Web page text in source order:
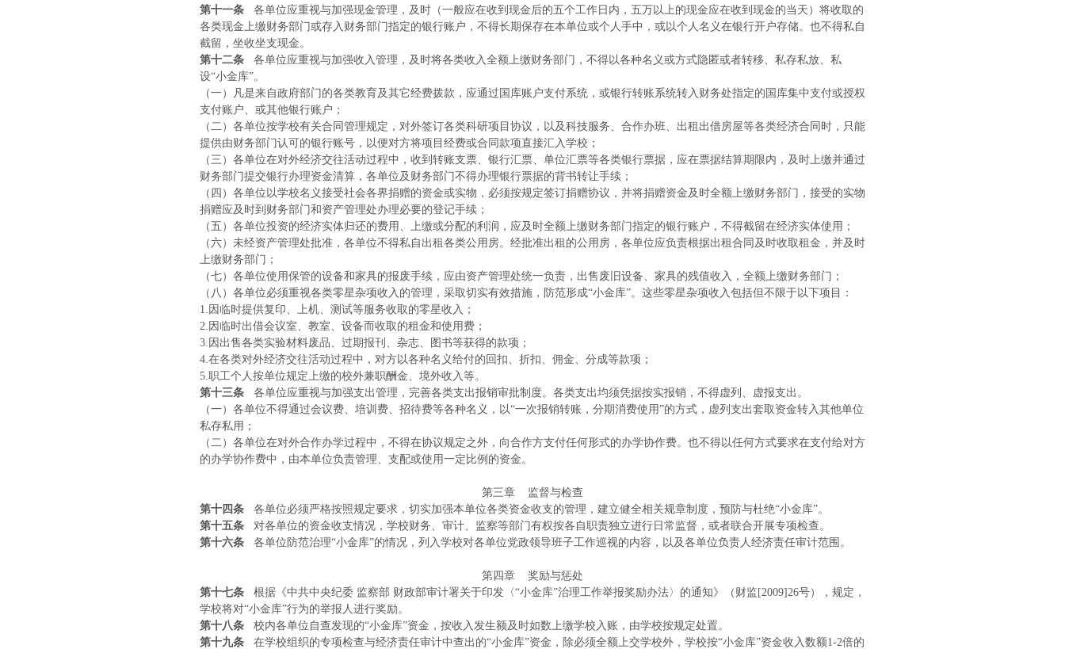
第十一条
各单位应重视与加强现金管理，及时（一般应在收到现金后的五个工作日内，五万以上的现金应在收到现金的当天）将收取的
各类现金上缴财务部门或存入财务部门指定的银行账户，不得长期保存在本单位或个人手中，或以个人名义在银行开户存储。也不得私自
截留，坐收坐支现金。
第十二条
各单位应重视与加强收入管理，及时将各类收入全额上缴财务部门，不得以各种名义或方式隐匿或者转移、私存私放、私
设“小金库”。
（一）凡是来自政府部门的各类教育及其它经费拨款，应通过国库账户支付系统，或银行转账系统转入财务处指定的国库集中支付或授权
支付账户、或其他银行账户；
（二）各单位按学校有关合同管理规定，对外签订各类科研项目协议，以及科技服务、合作办班、出租出借房屋等各类经济合同时，只能
提供由财务部门认可的银行账号，以便对方将项目经费或合同款项直接汇入学校；
（三）各单位在对外经济交往活动过程中，收到转账支票、银行汇票、单位汇票等各类银行票据，应在票据结算期限内，及时上缴并通过
财务部门提交银行办理资金清算，各单位及财务部门不得办理银行票据的背书转让手续；
（四）各单位以学校名义接受社会各界捐赠的资金或实物，必须按规定签订捐赠协议，并将捐赠资金及时全额上缴财务部门，接受的实物
捐赠应及时到财务部门和资产管理处办理必要的登记手续；
（五）各单位投资的经济实体归还的费用、上缴或分配的利润，应及时全额上缴财务部门指定的银行账户，不得截留在经济实体使用；
（六）未经资产管理处批准，各单位不得私自出租各类公用房。经批准出租的公用房，各单位应负责根据出租合同及时收取租金，并及时
上缴财务部门；
（七）各单位使用保管的设备和家具的报废手续，应由资产管理处统一负责，出售废旧设备、家具的残值收入，全额上缴财务部门；
（八）各单位必须重视各类零星杂项收入的管理，采取切实有效措施，防范形成“小金库”。这些零星杂项收入包括但不限于以下项目：
1.因临时提供复印、上机、测试等服务收取的零星收入；
2.因临时出借会议室、教室、设备而收取的租金和使用费；
3.因出售各类实验材料废品、过期报刊、杂志、图书等获得的款项；
4.在各类对外经济交往活动过程中，对方以各种名义给付的回扣、折扣、佣金、分成等款项；
5.职工个人按单位规定上缴的校外兼职酬金、境外收入等。
第十三条
各单位应重视与加强支出管理，完善各类支出报销审批制度。各类支出均须凭据按实报销，不得虚列、虚报支出。
（一）各单位不得通过会议费、培训费、招待费等各种名义，以“一次报销转账，分期消费使用”的方式，虚列支出套取资金转入其他单位
私存私用；
（二）各单位在对外合作办学过程中，不得在协议规定之外，向合作方支付任何形式的办学协作费。也不得以任何方式要求在支付给对方
的办学协作费中，由本单位负责管理、支配或使用一定比例的资金。
第三章
监督与检查
第十四条
各单位必须严格按照规定要求，切实加强本单位各类资金收支的管理，建立健全相关规章制度，预防与杜绝“小金库”。
第十五条
对各单位的资金收支情况，学校财务、审计、监察等部门有权按各自职责独立进行日常监督，或者联合开展专项检查。
第十六条
各单位防范治理“小金库”的情况，列入学校对各单位党政领导班子工作巡视的内容，以及各单位负责人经济责任审计范围。
第四章
奖励与惩处
第十七条
根据《中共中央纪委 监察部 财政部审计署关于印发〈“小金库”治理工作举报奖励办法〉的通知》（财监 [2009]26号），规定，
学校将对“小金库”行为的举报人进行奖励。
第十八条
校内各单位自查发现的“小金库”资金，按收入发生额及时如数上缴学校入账，由学校按规定处置。
第十九条
在学校组织的专项检查与经济责任审计中查出的“小金库”资金，除必须全额上交学校外，学校按“小金库”资金收入数额1-2倍的